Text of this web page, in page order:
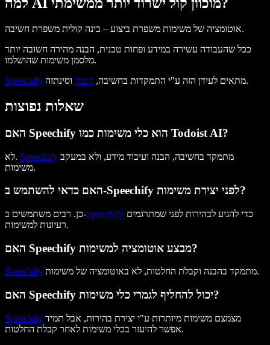
אוטומציה של משימות משפרת ביצוע – בינה קולית משפרת חשיבה.
ככל שהעבודה עשירה במידע ופחות טכנית, הבנה מהירה חשובה יותר
מלסמן משימות שהושלמו.
Speechify
מתאים לעידן הזה ע"י התמקדות בחשיבה, הבנה וסינתזה.
שאלות נפוצות
האם Speechify הוא כלי משימות כמו Todoist AI?
לא. Speechify
משימות.
האם כדאי להשתמש ב-Speechify לפני יצירת משימות?
כן. רבים משתמשים ב-Speechify
רעיונות למשימות.
האם Speechify מבצע אוטומציה למשימות?
Speechify מתמקד בהבנה וקבלת החלטות, לא באוטומציה של משימות.
האם Speechify יכול להחליף לגמרי כלי משימות?
Speechify
אפשר להיעזר בכלי משימות לאחר קבלת החלטות.